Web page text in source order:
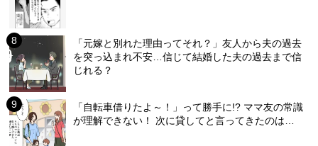
「元嫁と別れた理由ってそれ？」友人から夫の過去
を突っ込まれ不安…信じて結婚した夫の過去まで信
じれる？
「自転車借りたよ～！」って勝手に!? ママ友の常識
が理解できない！ 次に貸してと言ってきたのは…